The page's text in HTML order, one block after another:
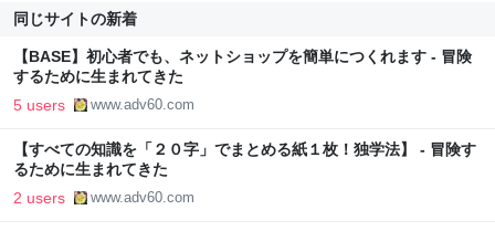
同じサイトの新着
【BASE】初心者でも、ネットショップを簡単につくれます - 冒険
するために生まれてきた
5 users www.adv60.com
【すべての知識を「２０字」でまとめる紙１枚！独学法】 - 冒険す
るために生まれてきた
2 users www.adv60.com